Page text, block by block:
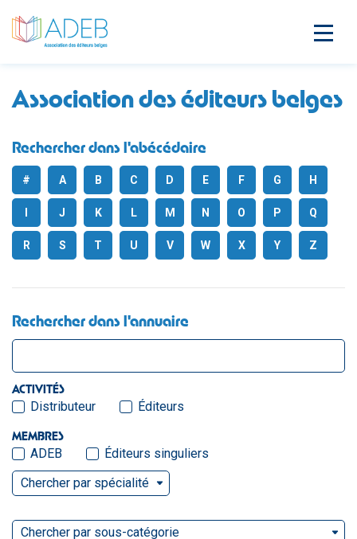
Association des éditeurs belges
Rechercher dans l'abécédaire
# A B C D E F G H
J K L M N O P Q
R S T U V W X Y Z
Rechercher dans l'annuaire
ACTIVITÉS
Distributeur Éditeurs
MEMBRES
ADEB
Éditeurs singuliers
Chercher par spécialité
Chercher par sous-catégorie